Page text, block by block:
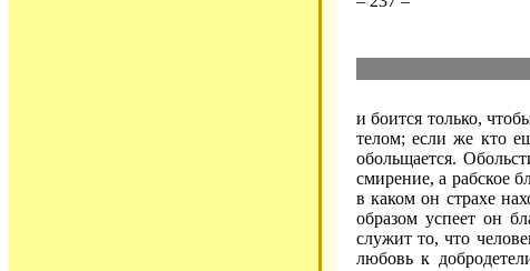
и боится только,
телом; если же кто
обольщается.
смирение, а рабское
в каком он страхе
образом успеет он
служит то, что
любовь к